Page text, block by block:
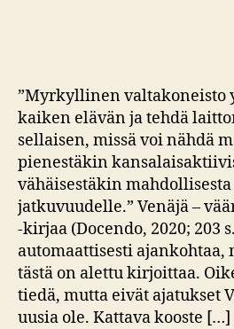
”Myrkyllinen valtakoneisto
kaiken elävän ja tehdä
sellaisen, missä voi nähdä
pienestäkin
vähäisestäkin
jatkuvuudelle.” Venäjä –
-kirjaa (Docendo, 2020; 203
automaattisesti
tästä on alettu kirjoittaa.
tiedä, mutta eivät ajatukset
uusia ole. Kattava kooste […]